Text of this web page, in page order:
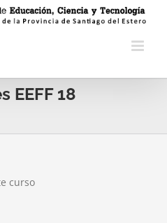
EEFF 18
curso